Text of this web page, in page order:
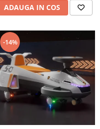
ADAUGA IN COS
-14%